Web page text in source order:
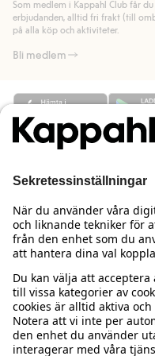
Läs mer
Läs mer
Som medlem i Kappahl Club får
erbjudanden, alltid fri frakt (till
på alla köp och aktiviteter.
Bli medlem
Behöver du hjälp?
Kundservice
Vanliga frågor
Beställning & retur
Kontakta oss
Kappahl Club
Logga in
Kappahl Club
Om oss
Om Kappahl Group
Villkor & policy